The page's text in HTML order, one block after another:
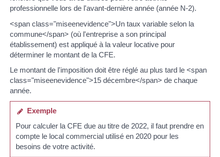
professionnelle lors de l'avant-dernière année (année N-2).
<span class="miseenevidence">Un taux variable selon la
commune</span> (où l'entreprise a son principal
établissement) est appliqué à la valeur locative pour
déterminer le montant de la CFE.
Le montant de l'imposition doit être réglé au plus tard le <span
class="miseenevidence">15 décembre</span> de chaque
année.
Exemple
Pour calculer la CFE due au titre de 2022, il faut prendre en
compte le local commercial utilisé en 2020 pour les
besoins de votre activité.